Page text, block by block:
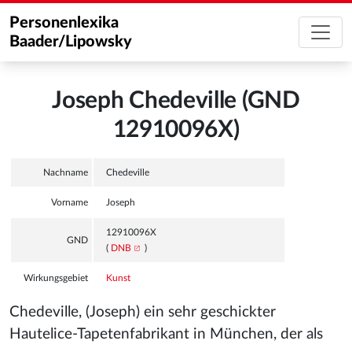
Personenlexika
Baader/Lipowsky
Joseph Chedeville (GND
12910096X)
Nachname Chedeville
Vorname Joseph
GND
12910096X
( DNB )
Wirkungsgebiet Kunst
Chedeville, (Joseph) ein sehr geschickter
Hautelice-Tapetenfabrikant in München, der als